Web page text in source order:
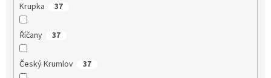
Krupka 37
Říčany 37
Český Krumlov 37